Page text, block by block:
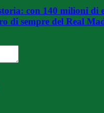
con 140 milioni di
di sempre del Real